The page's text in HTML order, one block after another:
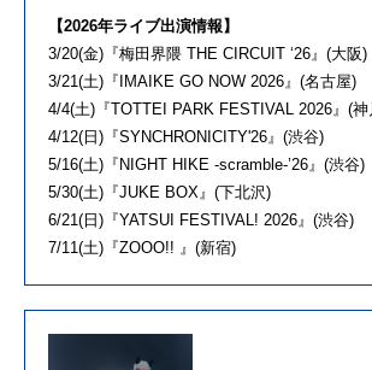
【2026年ライブ出演情報】
3/20(金)『梅田界隈 THE CIRCUIT ‘26』(大阪)
3/21(土)『IMAIKE GO NOW 2026』(名古屋)
4/4(土)『TOTTEI PARK FESTIVAL 2026』(神
4/12(日)『SYNCHRONICITY'26』(渋谷)
5/16(土)『NIGHT HIKE -scramble-’26』(渋谷)
5/30(土)『JUKE BOX』(下北沢)
6/21(日)『YATSUI FESTIVAL! 2026』(渋谷)
7/11(土)『ZOOO!! 』(新宿)